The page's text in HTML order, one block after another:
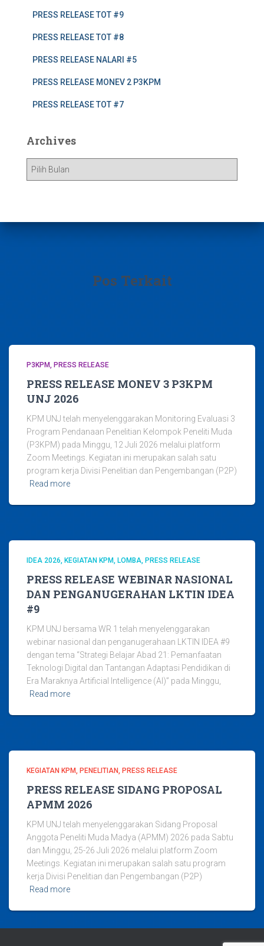
PRESS RELEASE TOT #9
PRESS RELEASE TOT #8
PRESS RELEASE NALARI #5
PRESS RELEASE MONEV 2 P3KPM
PRESS RELEASE TOT #7
Archives
Pos Terkait
P3KPM PRESS RELEASE
PRESS RELEASE MONEV 3 P3KPM
UNJ 2026
KPM UNJ telah menyelenggarakan Monitoring Evaluasi 3
Program Pendanaan Penelitian Kelompok Peneliti Muda
(P3KPM) pada Minggu, 12 Juli 2026 melalui platform
Zoom Meetings. Kegiatan ini merupakan salah satu
program kerja Divisi Penelitian dan Pengembangan (P2P)
Read more
IDEA 2026 KEGIATAN KPM LOMBA PRESS RELEASE
PRESS RELEASE WEBINAR NASIONAL
DAN PENGANUGERAHAN LKTIN IDEA
#9
KPM UNJ bersama WR 1 telah menyelenggarakan
webinar nasional dan penganugerahaan LKTIN IDEA #9
dengan tema “Strategi Belajar Abad 21: Pemanfaatan
Teknologi Digital dan Tantangan Adaptasi Pendidikan di
Era Maraknya Artificial Intelligence (AI)” pada Minggu,
Read more
KEGIATAN KPM PENELITIAN PRESS RELEASE
PRESS RELEASE SIDANG PROPOSAL
APMM 2026
KPM UNJ telah menyelenggarakan Sidang Proposal
Anggota Peneliti Muda Madya (APMM) 2026 pada Sabtu
dan Minggu, 25-26 Juli 2026 melalui platform Zoom
Meetings. Kegiatan ini merupakan salah satu program
kerja Divisi Penelitian dan Pengembangan (P2P)
Read more